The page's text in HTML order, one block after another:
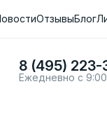
ОтзывыБлог
8 (495)
Ежедневно с